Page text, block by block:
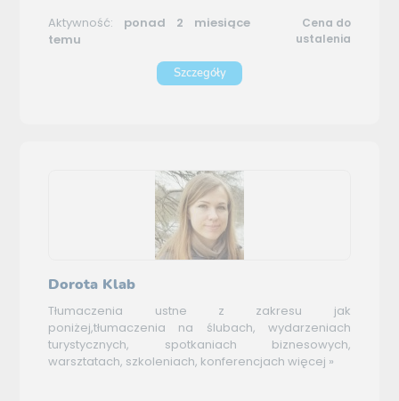
Aktywność: ponad 2 miesiące
temu
Cena do
ustalenia
Szczegóły
Dorota Klab
Tłumaczenia ustne z zakresu jak
poniżej,tłumaczenia na ślubach, wydarzeniach
turystycznych, spotkaniach biznesowych,
warsztatach, szkoleniach, konferencjach więcej »